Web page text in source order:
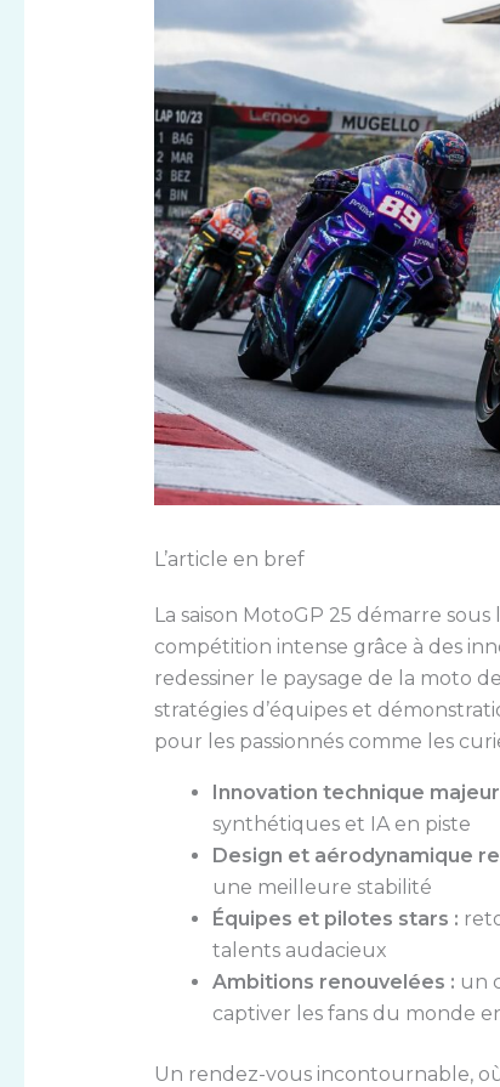
L’article en bref
La saison MotoGP 25 démarre
compétition intense grâce à des
redessiner le paysage de la moto
stratégies d’équipes et
pour les passionnés comme les
Innovation technique
synthétiques et IA en piste
Design et aérodynamique
une meilleure stabilité
Équipes et pilotes stars :
talents audacieux
Ambitions renouvelées : un
captiver les fans du monde
Un rendez-vous incontournable,